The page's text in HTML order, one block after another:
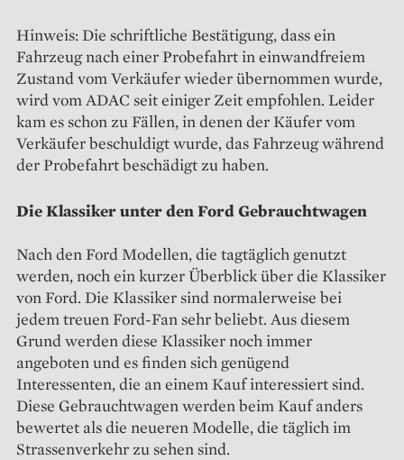
Hinweis: Die schriftliche Bestätigung, dass ein
Fahrzeug nach einer Probefahrt in einwandfreiem
Zustand vom Verkäufer wieder übernommen wurde,
wird vom ADAC seit einiger Zeit empfohlen. Leider
kam es schon zu Fällen, in denen der Käufer vom
Verkäufer beschuldigt wurde, das Fahrzeug während
der Probefahrt beschädigt zu haben.
Die Klassiker unter den Ford Gebrauchtwagen
Nach den Ford Modellen, die tagtäglich genutzt
werden, noch ein kurzer Überblick über die Klassiker
von Ford. Die Klassiker sind normalerweise bei
jedem treuen Ford-Fan sehr beliebt. Aus diesem
Grund werden diese Klassiker noch immer
angeboten und es finden sich genügend
Interessenten, die an einem Kauf interessiert sind.
Diese Gebrauchtwagen werden beim Kauf anders
bewertet als die neueren Modelle, die täglich im
Strassenverkehr zu sehen sind.